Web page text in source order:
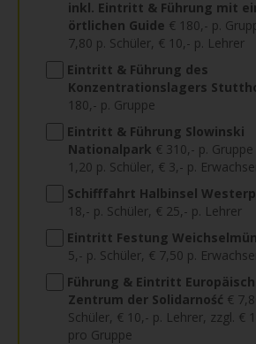
inkl. Eintritt & Führung mit
örtlichen Guide € 180,- p.
7,80 p. Schüler, € 10,- p. Lehrer
Eintritt & Führung des
Konzentrationslagers
180,- p. Gruppe
Eintritt & Führung Slowinski
Nationalpark € 310,- p. Gruppe
1,20 p. Schüler, € 3,- p.
Schifffahrt Halbinsel
18,- p. Schüler, € 25,- p. Lehrer
Eintritt Festung
5,- p. Schüler, € 7,50 p.
Führung & Eintritt
Zentrum der Solidarność €
Schüler, € 10,- p. Lehrer, zzgl. €
pro Gruppe